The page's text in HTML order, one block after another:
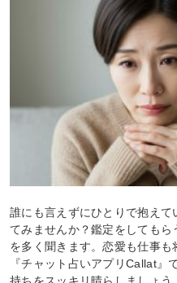
誰にも言えずにひとりで抱え
てみませんか？鑑定をしても
を多く聞きます。恋愛も仕事も
『チャット占いアプリCallat』
持ちをスッキリ晴らしましょ